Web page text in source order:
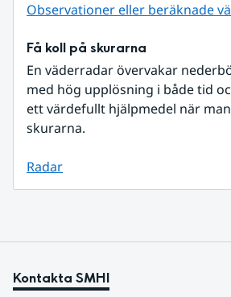
Observationer eller beräknade
Få koll på skurarna
En väderradar övervakar
med hög upplösning i både tid
ett värdefullt hjälpmedel när
skurarna.
Radar
Kontakta SMHI